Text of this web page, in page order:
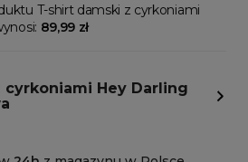
T-shirt damski z cyrkoniami
89,99 zł
Hey Darling